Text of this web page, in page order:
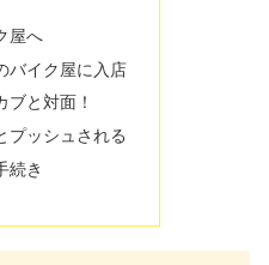
屋へ
バイク屋に入店
ブと対面！
プッシュされる
続き